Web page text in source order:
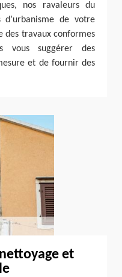
nos ravaleurs du
d’urbanisme de votre
des travaux conformes
vous suggérer des
et de fournir des
et